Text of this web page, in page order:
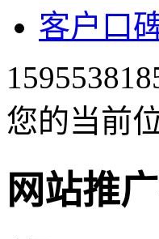
客户口
您的当前
网站推